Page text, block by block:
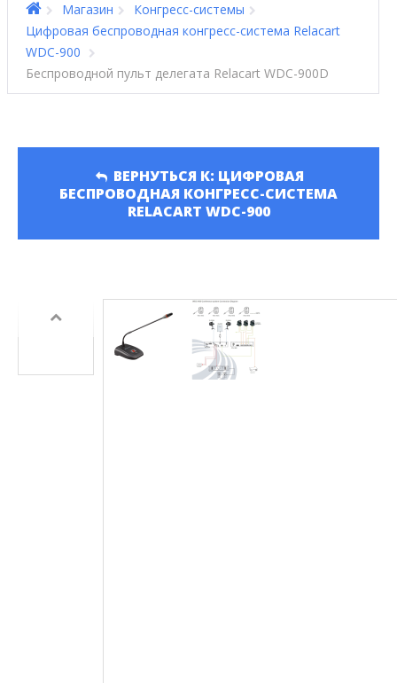
Магазин
Конгресс-системы
Цифровая беспроводная конгресс-система Relacart
WDC-900
Беспроводной пульт делегата Relacart WDC-900D
ВЕРНУТЬСЯ К: ЦИФРОВАЯ
БЕСПРОВОДНАЯ КОНГРЕСС-СИСТЕМА
RELACART WDC-900